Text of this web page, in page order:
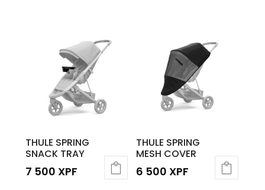
THULE SPRING
SNACK TRAY
7 500 XPF
THULE SPRING
MESH COVER
6 500 XPF